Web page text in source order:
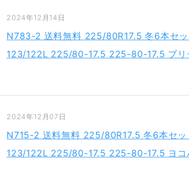
2024年12月14日
N783-2 送料無料 225/80R17.5 冬6本セ
123/122L 225/80-17.5 225-80-17.5 ブリ
2024年12月07日
N715-2 送料無料 225/80R17.5 冬6本セッ
123/122L 225/80-17.5 225-80-17.5 ヨコ